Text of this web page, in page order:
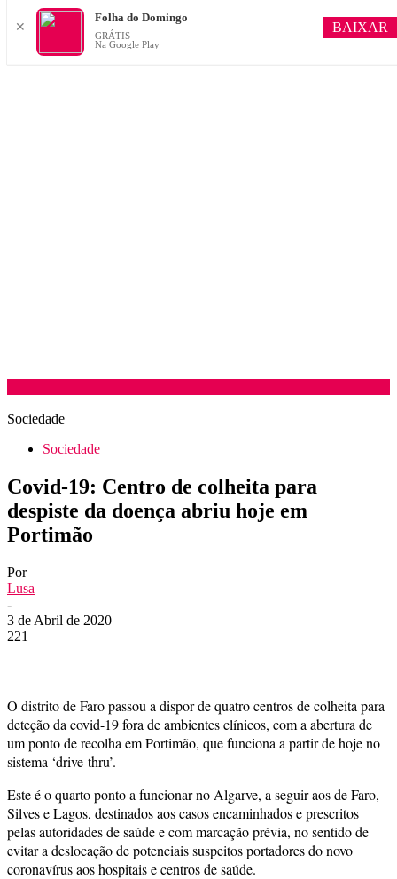
Sociedade
Sociedade
Covid-19: Centro de colheita para
despiste da doença abriu hoje em
Portimão
Por
Lusa
-
3 de Abril de 2020
221
O distrito de Faro passou a dispor de quatro centros de colheita para
deteção da covid-19 fora de ambientes clínicos, com a abertura de
um ponto de recolha em Portimão, que funciona a partir de hoje no
sistema ‘drive-thru’.
Este é o quarto ponto a funcionar no Algarve, a seguir aos de Faro,
Silves e Lagos, destinados aos casos encaminhados e prescritos
pelas autoridades de saúde e com marcação prévia, no sentido de
evitar a deslocação de potenciais suspeitos portadores do novo
coronavírus aos hospitais e centros de saúde.
✕
Folha do Domingo
GRÁTIS
Na Google Play
BAIXAR